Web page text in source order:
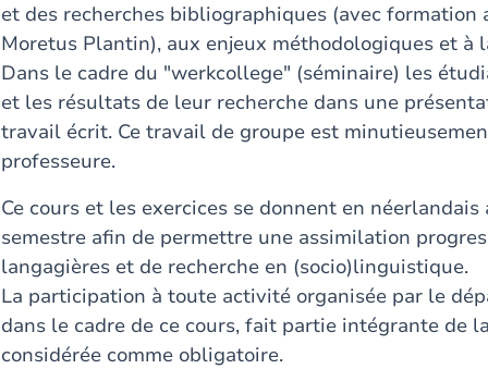
et des recherches bibliographiques (avec
Moretus Plantin), aux enjeux méthodologiques et à
Dans le cadre du "werkcollege" (séminaire) les
et les résultats de leur recherche dans une
travail écrit. Ce travail de groupe est
professeure.
Ce cours et les exercices se donnent en
semestre afin de permettre une assimilation
langagières et de recherche en (socio)linguistique.
La participation à toute activité organisée par le
dans le cadre de ce cours, fait partie intégrante de
considérée comme obligatoire.